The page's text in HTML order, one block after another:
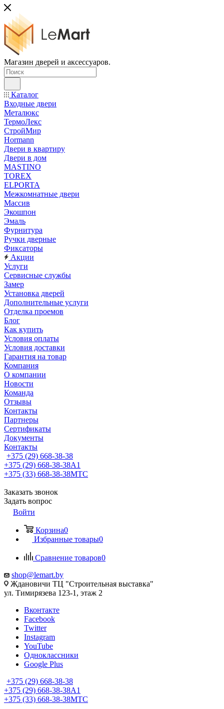
Магазин дверей и аксессуаров.
Каталог
Входные двери
Металюкс
ТермоЛекс
СтройМир
Hormann
Двери в квартиру
Двери в дом
MASTINO
TOREX
ELPORTA
Межкомнатные двери
Массив
Экошпон
Эмаль
Фурнитура
Ручки дверные
Фиксаторы
Акции
Услуги
Сервисные службы
Замер
Установка дверей
Дополнительные услуги
Отделка проемов
Блог
Как купить
Условия оплаты
Условия доставки
Гарантия на товар
Компания
О компании
Новости
Команда
Отзывы
Контакты
Партнеры
Сертификаты
Документы
Контакты
+375 (29) 668-38-38
+375 (29) 668-38-38A1
+375 (33) 668-38-38МТС
Заказать звонок
Задать вопрос
Войти
Корзина0
Избранные товары0
Сравнение товаров0
shop@lemart.by
Ждановичи ТЦ "Строительная выставка"
ул. Тимирязева 123-1, этаж 2
Вконтакте
Facebook
Twitter
Instagram
YouTube
Одноклассники
Google Plus
+375 (29) 668-38-38
+375 (29) 668-38-38A1
+375 (33) 668-38-38МТС